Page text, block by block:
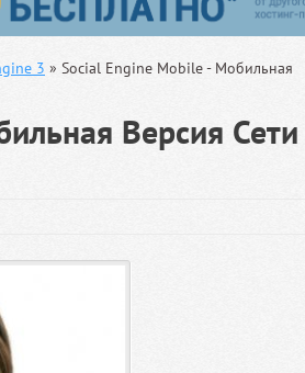
3 » Social Engine Mobile - Мобильная
Версия Сети